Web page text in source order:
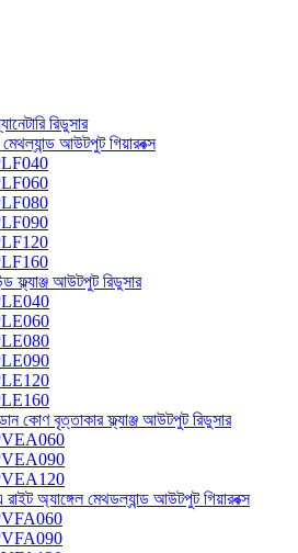
রিডুসার
আউটপুট গিয়ারবক্স
ফ্ল্যাঞ্জ আউটপুট রিডুসার
কোণ বৃত্তাকার ফ্ল্যাঞ্জ আউটপুট রিডুসার
অ্যাঙ্গেল মেথডল্যান্ড আউটপুট গিয়ারবক্স